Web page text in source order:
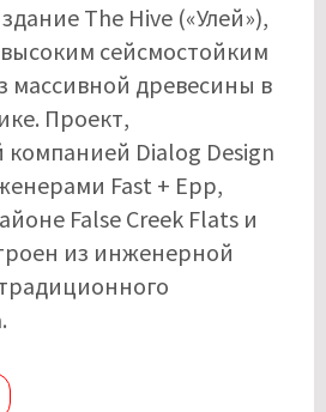
The Hive («Улей»),
сейсмостойким
массивной древесины в
Проект,
Dialog Design
Fast + Epp,
False Creek Flats и
из инженерной